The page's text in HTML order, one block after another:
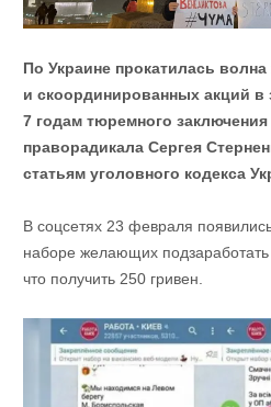
По Украине прокатилась
и скоординированных акций в
7 годам тюремного заключения
праворадикала Сергея
статьям уголовного кодекса
В соцсетях 23 февраля
наборе желающих
что получить 250 гривен.